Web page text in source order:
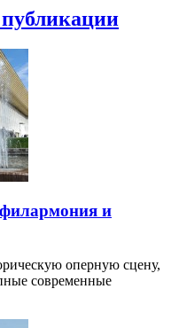
и
оперную сцену,
современные